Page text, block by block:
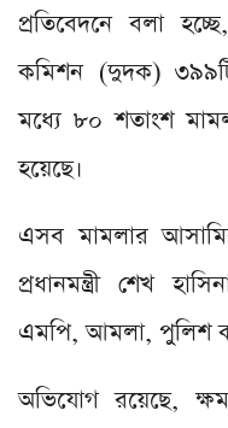
প্রতিবেদনে বলা
কমিশন (দুদক)
মধ্যে ৮০ শতাংশ
হয়েছে।
এসব মামলার
প্রধানমন্ত্রী শেখ
এমপি, আমলা, পুলিশ
অভিযোগ রয়েছে,